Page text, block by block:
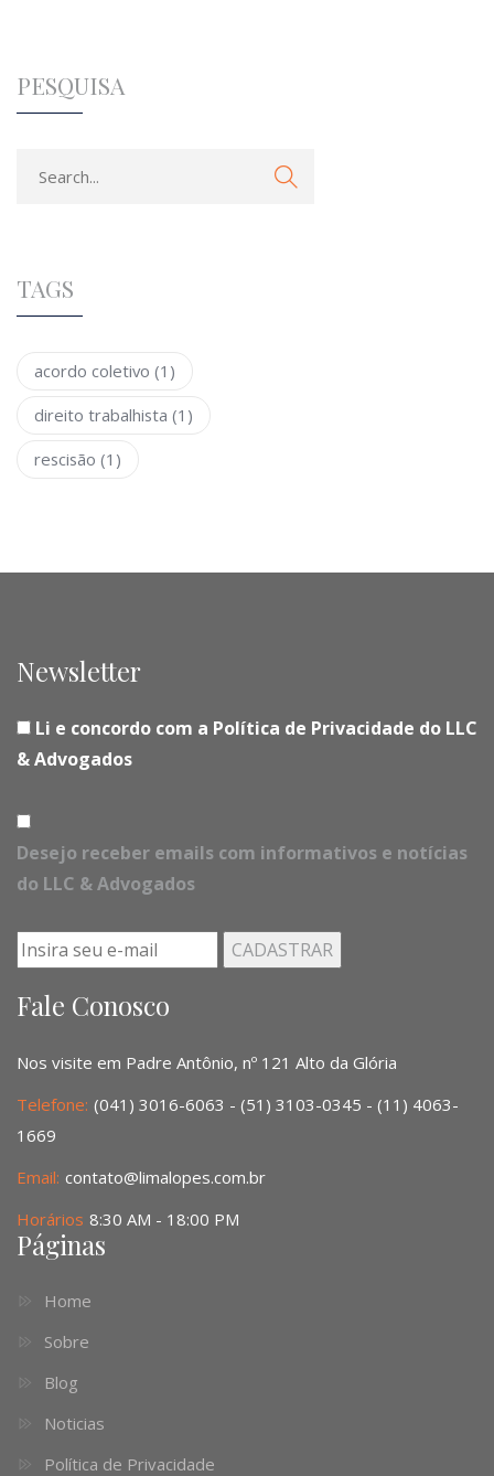
PESQUISA
TAGS
acordo coletivo (1)
direito trabalhista (1)
rescisão (1)
Newsletter
Li e concordo com a Política de Privacidade do LLC
& Advogados
Desejo receber emails com informativos e notícias
do LLC & Advogados
Fale Conosco
Nos visite em Padre Antônio, nº 121 Alto da Glória
Telefone: (041) 3016-6063 - (51) 3103-0345 - (11) 4063-
1669
Email: contato@limalopes.com.br
Horários 8:30 AM - 18:00 PM
Páginas
Home
Sobre
Blog
Noticias
Política de Privacidade